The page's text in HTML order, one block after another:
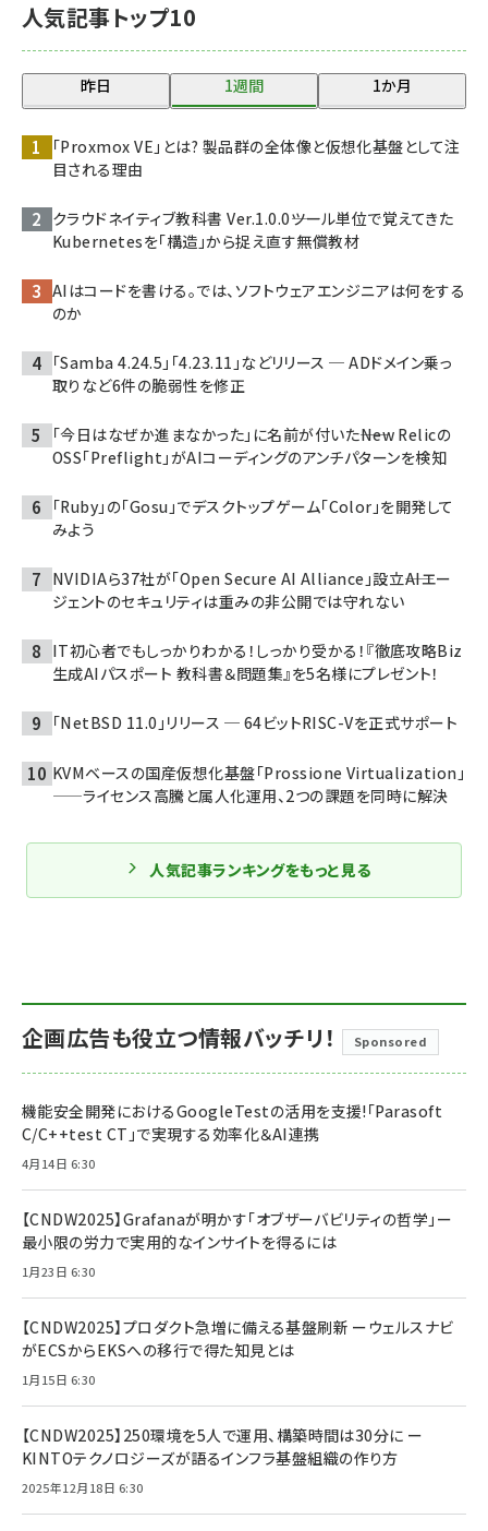
人気記事トップ10
昨日 1週間 1か月
「Proxmox VE」とは? 製品群の全体像と仮想化基盤として注
目される理由
クラウドネイティブ教科書 Ver.1.0.0――ツール単位で覚えてきた
Kubernetesを「構造」から捉え直す無償教材
AIはコードを書ける。では、ソフトウェアエンジニアは何をする
のか
「Samba 4.24.5」「4.23.11」などリリース ─ ADドメイン乗っ
取りなど6件の脆弱性を修正
「今日はなぜか進まなかった」に名前が付いた――New Relicの
OSS「Preflight」がAIコーディングのアンチパターンを検知
「Ruby」の「Gosu」でデスクトップゲーム「Color」を開発して
みよう
NVIDIAら37社が「Open Secure AI Alliance」設立――AIエー
ジェントのセキュリティは重みの非公開では守れない
IT初心者でもしっかりわかる！しっかり受かる！『徹底攻略Biz
生成AIパスポート 教科書＆問題集』を5名様にプレゼント！
「NetBSD 11.0」リリース ─ 64ビットRISC-Vを正式サポート
KVMベースの国産仮想化基盤「Prossione Virtualization」
——ライセンス高騰と属人化運用、2つの課題を同時に解決
人気記事ランキングをもっと見る
企画広告も役立つ情報バッチリ！ Sponsored
機能安全開発におけるGoogleTestの活用を支援!「Parasoft
C/C++test CT」で実現する効率化＆AI連携
4月14日 6:30
【CNDW2025】Grafanaが明かす「オブザーバビリティの哲学」ー
最小限の労力で実用的なインサイトを得るには
1月23日 6:30
【CNDW2025】プロダクト急増に備える基盤刷新 ーウェルスナビ
がECSからEKSへの移行で得た知見とは
1月15日 6:30
【CNDW2025】250環境を5人で運用、構築時間は30分に ー
KINTOテクノロジーズが語るインフラ基盤組織の作り方
2025年12月18日 6:30